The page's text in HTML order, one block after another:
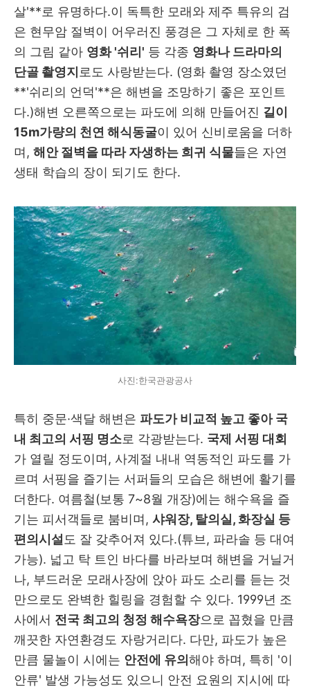
살'**로 유명하다.이 독특한 모래와 제주 특유의 검
은 현무암 절벽이 어우러진 풍경은 그 자체로 한 폭
의 그림 같아 영화 '쉬리' 등 각종 영화나 드라마의
단골 촬영지 로도 사랑받는다. (영화 촬영 장소였던
**'쉬리의 언덕'**은 해변을 조망하기 좋은 포인트
다.)해변 오른쪽으로는 파도에 의해 만들어진 길이
15m가량의 천연 해식동굴이 있어 신비로움을 더하
며, 해안 절벽을 따라 자생하는 희귀 식물들은 자연
생태 학습의 장이 되기도 한다.
사진:한국관광공사
특히 중문·색달 해변은 파도가 비교적 높고 좋아 국
내 최고의 서핑 명소로 각광받는다. 국제 서핑 대회
가 열릴 정도이며, 사계절 내내 역동적인 파도를 가
르며 서핑을 즐기는 서퍼들의 모습은 해변에 활기를
더한다. 여름철(보통 7~8월 개장)에는 해수욕을 즐
기는 피서객들로 붐비며, 샤워장, 탈의실, 화장실 등
편의시설 도 잘 갖추어져 있다.(튜브, 파라솔 등 대여
가능). 넓고 탁 트인 바다를 바라보며 해변을 거닐거
나, 부드러운 모래사장에 앉아 파도 소리를 듣는 것
만으로도 완벽한 힐링을 경험할 수 있다. 1999년 조
사에서 전국 최고의 청정 해수욕장으로 꼽혔을 만큼
깨끗한 자연환경도 자랑거리다. 다만, 파도가 높은
만큼 물놀이 시에는 안전에 유의해야 하며, 특히 '이
안류' 발생 가능성도 있으니 안전 요원의 지시에 따